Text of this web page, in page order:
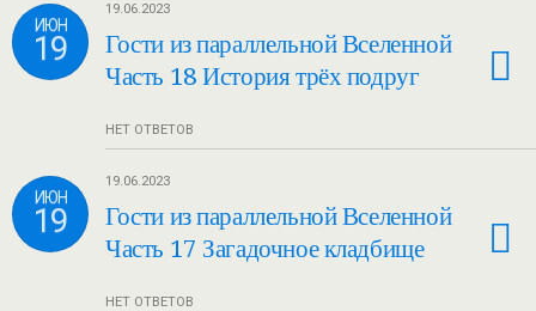
ИЮН
19
19.06.2023
Гости из параллельной Вселенной
Часть 18 История трёх подруг
НЕТ ОТВЕТОВ
ИЮН
19
19.06.2023
Гости из параллельной Вселенной
Часть 17 Загадочное кладбище
НЕТ ОТВЕТОВ